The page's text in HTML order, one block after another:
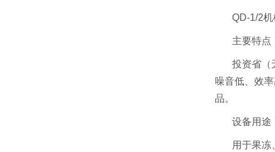
QD-1/2
主要特点
投资省（
噪音低、效
品。
设备用途
用于果冻